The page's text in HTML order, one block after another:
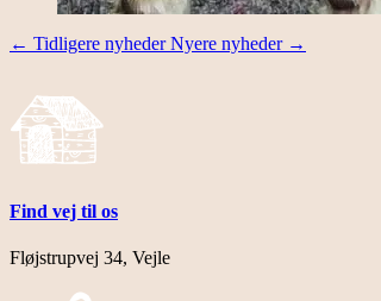
← Tidligere nyheder Nyere nyheder→
Find vej til os
Fløjstrupvej 34, Vejle